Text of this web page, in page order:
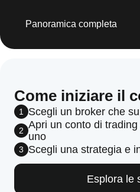
Panoramica completa
Come iniziare il
1 Scegli un broker che
2 Apri un conto di
uno
3 Scegli una strategia e
Esplora le